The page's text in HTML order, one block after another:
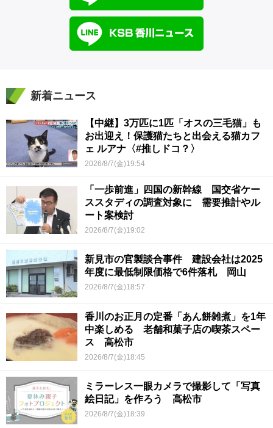
新着ニュース
【中継】3万匹に1匹「オスの三毛猫」も
お出迎え！保護猫たちと出会える猫カフ
ェ ルアナ〈#推しドコ？〉
2026/8/7(金)19:54
「一歩前進」四国の新幹線 国交省ケー
ススタディの調査対象に 需要推計やル
ート案検討
2026/8/7(金)19:02
新見市の官製談合事件 建設会社は2025
年度に最低制限価格で6件落札 岡山
2026/8/7(金)18:57
香川のお正月の定番「あん餅雑煮」を1年
中楽しめる 老舗和菓子店の喫茶スペー
ス 高松市
2026/8/7(金)18:45
ミラーレス一眼カメラで撮影して「写真
絵日記」を作ろう 高松市
2026/8/7(金)18:39